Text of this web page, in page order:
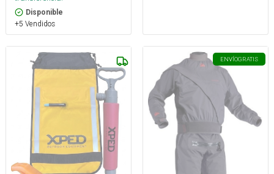
Disponible
+5 Vendidos
ENVÍOGRATIS